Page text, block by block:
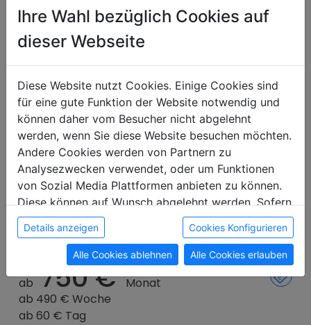
Haus Enzian
182,00 km 2 1frei
ab750 € Monat
ab 490 € Woche
ab 60 € Tag
Ihre Wahl bezüglich Cookies auf
dieser Webseite
Diese Website nutzt Cookies. Einige Cookies sind
für eine gute Funktion der Website notwendig und
können daher vom Besucher nicht abgelehnt
werden, wenn Sie diese Website besuchen möchten.
Andere Cookies werden von Partnern zu
Analysezwecken verwendet, oder um Funktionen
von Sozial Media Plattformen anbieten zu können.
Diese können auf Wunsch abgelehnt werden. Sofern
sie unsere Webseite weiter nutzen, geben Sie
Einwilligung zu unseren Cookies.
Details anzeigen Cookies Konfigurieren
Alle Cookies ablehnen Alle Cookies erlauben